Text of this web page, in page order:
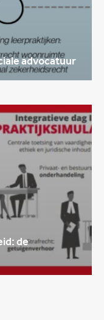
advocatuur
de